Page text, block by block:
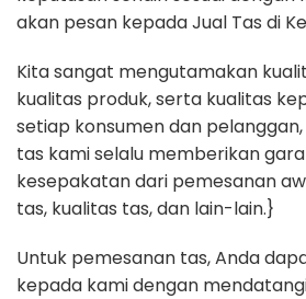
akan pesan kepada Jual Tas di
Kita sangat mengutamakan
kualitas produk, serta kualitas
setiap konsumen dan
tas kami selalu memberikan
kesepakatan dari pemesanan
tas, kualitas tas, dan lain-lain.}
Untuk pemesanan tas, Anda
kepada kami dengan